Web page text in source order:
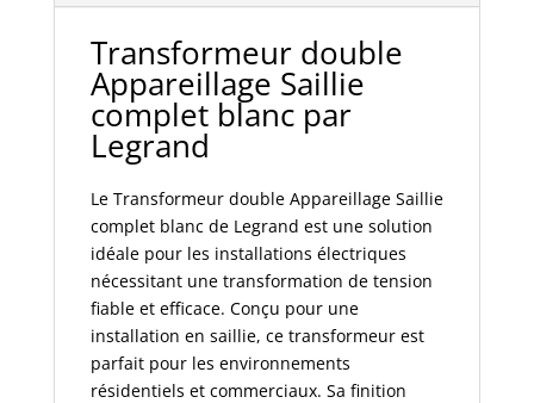
interrupteur
poussoir
double
Saillie
Complet
Transformeur double
Appareillage Saillie
complet blanc par
Legrand
Le Transformeur double Appareillage Saillie
complet blanc de Legrand est une solution
idéale pour les installations électriques
nécessitant une transformation de tension
fiable et efficace. Conçu pour une
installation en saillie, ce transformeur est
parfait pour les environnements
résidentiels et commerciaux. Sa finition